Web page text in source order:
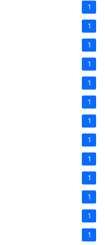
1
1
1
1
1
1
1
1
1
1
1
1
1